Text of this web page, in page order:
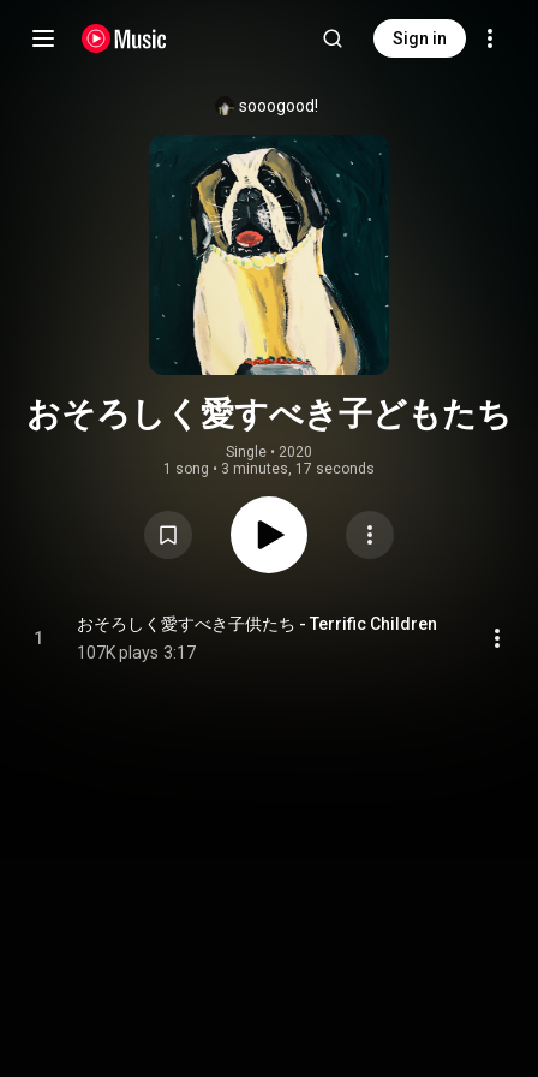
Sign in
sooogood!
おそろしく愛すべき子どもたち
Single • 2020
1 song • 3 minutes, 17 seconds
1
おそろしく愛すべき子供たち - Terrific Children
107K plays 3:17